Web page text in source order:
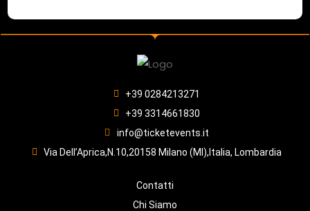
+39 0284213271
+39 3314661830
info@ticketevents.it
Via Dell’Aprica,N.10,20158 Milano (MI),Italia, Lombardia
Contatti
Chi Siamo